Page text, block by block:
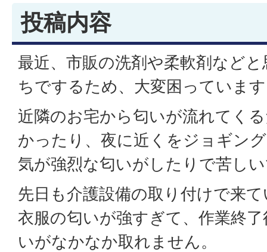
投稿内容
最近、市販の洗剤や柔軟剤など
ちでするため、大変困っていま
近隣のお宅から匂いが流れてく
かったり、夜に近くをジョギン
気が強烈な匂いがしたりで苦し
先日も介護設備の取り付けで来
衣服の匂いが強すぎて、作業終
いがなかなか取れません。